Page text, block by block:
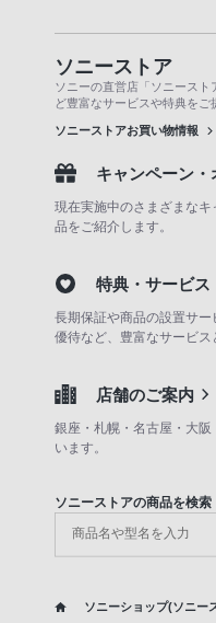
ソニーストア
ソニーの直営店「ソニース
ど豊富なサービスや特典をご
ソニーストアお買い物情報
キャンペーン
現在実施中のさまざまな
品をご紹介します。
特典・サービス
長期保証や商品の設置サ
優待など、豊富なサービス
店舗のご案内
銀座・札幌・名古屋・大
います。
ソニーストアの商品を検索
ソニーショップ(ソニー